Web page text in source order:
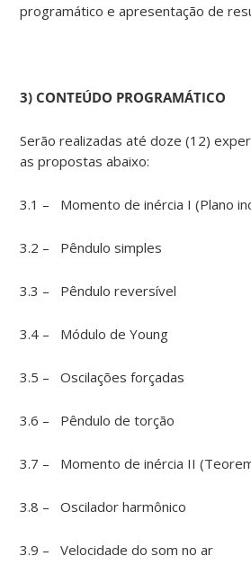
programático e apresentação de
3) CONTEÚDO PROGRAMÁTICO
Serão realizadas até doze (12)
as propostas abaixo:
3.1 – Momento de inércia I (Plano
3.2 – Pêndulo simples
3.3 – Pêndulo reversível
3.4 – Módulo de Young
3.5 – Oscilações forçadas
3.6 – Pêndulo de torção
3.7 – Momento de inércia II
3.8 – Oscilador harmônico
3.9 – Velocidade do som no ar